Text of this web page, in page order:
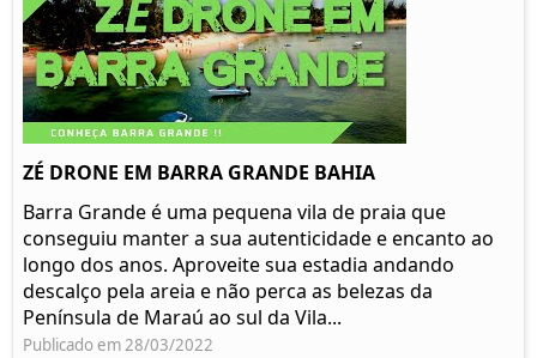
ZÉ DRONE EM BARRA GRANDE BAHIA
Barra Grande é uma pequena vila de praia que
conseguiu manter a sua autenticidade e encanto ao
longo dos anos. Aproveite sua estadia andando
descalço pela areia e não perca as belezas da
Península de Maraú ao sul da Vila...
Publicado em 28/03/2022